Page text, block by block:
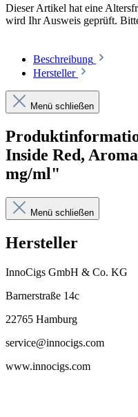
Dieser Artikel hat eine
wird Ihr Ausweis geprüft.
Beschreibung
Hersteller
Menü schließen
Inside Red,
mg/ml"
Menü schließen
Hersteller
InnoCigs GmbH & Co. KG
Barnerstraße 14c
22765 Hamburg
service@innocigs.com
www.innocigs.com